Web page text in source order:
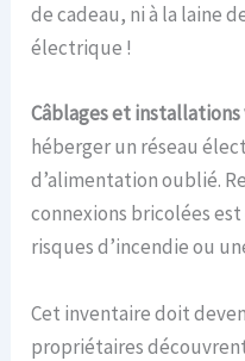
de cadeau, ni à la laine
électrique !
Câblages et
héberger un réseau
d’alimentation oublié.
connexions bricolées
risques d’incendie ou
Cet inventaire doit
propriétaires